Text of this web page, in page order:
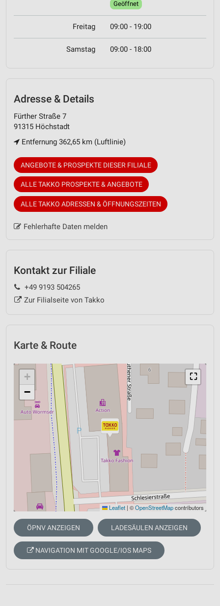
Geöffnet
Freitag 09:00 - 19:00
Samstag 09:00 - 18:00
Adresse & Details
Fürther Straße 7
91315 Höchstadt
Entfernung 362,65 km (Luftlinie)
ANGEBOTE & PROSPEKTE DIESER FILIALE
ALLE TAKKO PROSPEKTE & ANGEBOTE
ALLE TAKKO ADRESSEN & ÖFFNUNGSZEITEN
Fehlerhafte Daten melden
Kontakt zur Filiale
+49 9193 504265
Zur Filialseite von Takko
Karte & Route
⛶
+
−
Leaflet | ©OpenStreetMapcontributors
ÖPNV ANZEIGEN LADESÄULEN ANZEIGEN
NAVIGATION MIT GOOGLE/IOS MAPS